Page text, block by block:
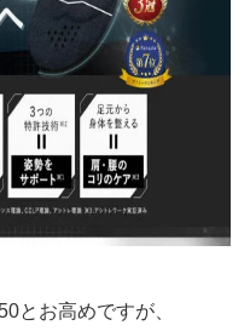
とお高めですが、